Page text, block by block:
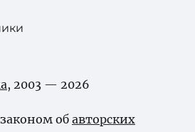
, 2003 — 2026
об авторских